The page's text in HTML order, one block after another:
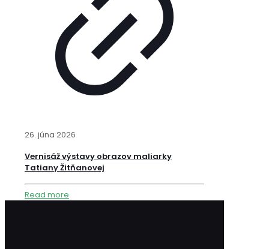
26. júna 2026
Vernisáž výstavy obrazov maliarky
Tatiany Žitňanovej
Read more